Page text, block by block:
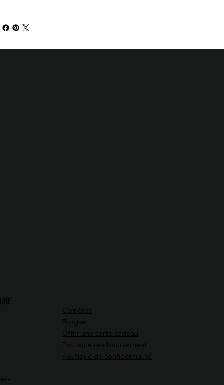
Carrières
Blogue
Offrir une carte cadeau
Politique remboursement
Politique de confidentialité